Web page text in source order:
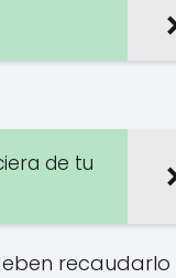
de tu
recaudarlo